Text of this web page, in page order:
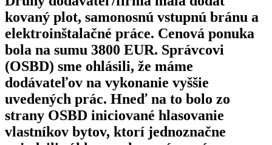
kovaný plot, samonosnú vstupnú bránu a
elektroinštalačné práce. Cenová ponuka
bola na sumu 3800 EUR. Správcovi
(OSBD) sme ohlásili, že máme
dodávateľov na vykonanie vyššie
uvedených prác. Hneď na to bolo zo
strany OSBD iniciované hlasovanie
vlastníkov bytov, ktorí jednoznačne